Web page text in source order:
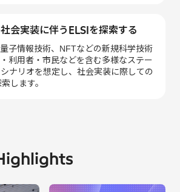
会実装に伴うELSIを探索する
子情報技術、NFTなどの新規科学技術
利用者・市民などを含む多様なステー
ナリオを想定し、社会実装に際しての
します。